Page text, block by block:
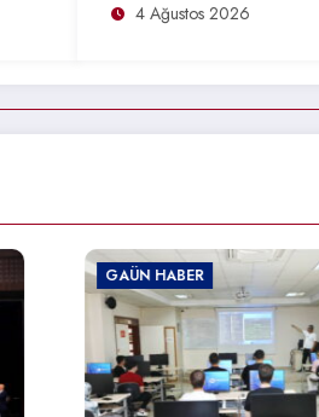
4 Ağustos 2026
GAÜN HABER